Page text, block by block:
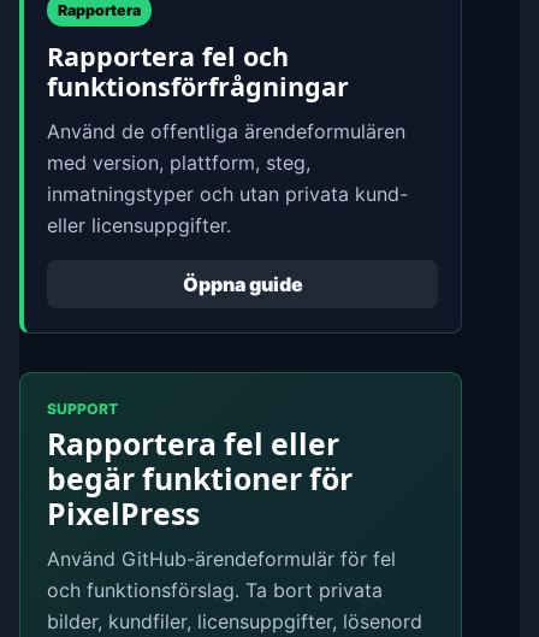
Rapportera
Rapportera fel och
funktionsförfrågningar
Använd de offentliga ärendeformulären
med version, plattform, steg,
inmatningstyper och utan privata kund-
eller licensuppgifter.
Öppna guide
SUPPORT
Rapportera fel eller
begär funktioner för
PixelPress
Använd GitHub-ärendeformulär för fel
och funktionsförslag. Ta bort privata
bilder, kundfiler, licensuppgifter, lösenord